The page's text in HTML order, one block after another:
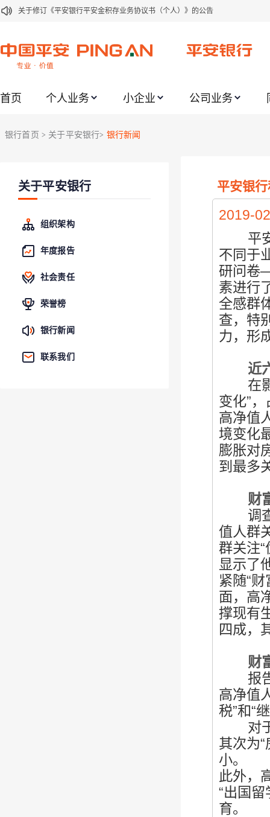
关于修订《平安银行平安金积存业务协议书（个人）》的公告
关于2021年劳动节期间代理贵金属业务风险提示的通知
关于加强代理贵金属业务风险防范的提示
关于进一步加强代理贵金属业务风险防范的提示
关于平安银行电子版信用卡更名为平安银行数字信用卡的公告
首页 个人业务 小企业 公司业务
银行首页 > 关于平安银行> 银行新闻
关于平安银行
组织架构
年度报告
社会责任
荣誉榜
银行新闻
联系我们
平安银
2019-
平安
不同于
研问卷
素进行
全感群
查，特
力，形
近六
在影
变化”
高净值
境变化
膨胀对
到最多
财富
调查
值人群
群关注
显示了
紧随“
面，高
撑现有
四成，
财富“
报告
高净值
税”和“
对于
其次为
小。
此外，
“出国留
育。